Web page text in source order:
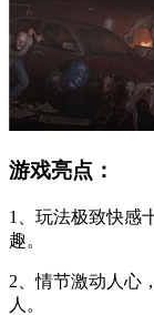
游戏亮点：
1、玩法极致快感
趣。
2、情节激动人心
人。